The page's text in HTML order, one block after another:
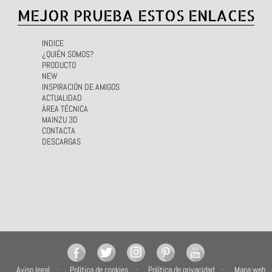
MEJOR PRUEBA ESTOS ENLACES
INDICE
¿QUIÉN SOMOS?
PRODUCTO
NEW
INSPIRACIÓN DE AMIGOS
ACTUALIDAD
ÁREA TÉCNICA
MAINZU 3D
CONTACTA
DESCARGAS
Aviso legal Política de cookies Política de privacidad Mapa web